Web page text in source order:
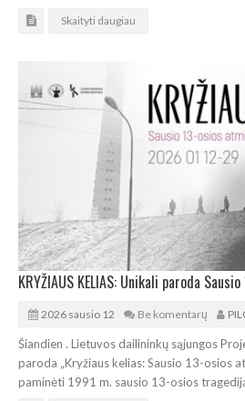
Skaityti daugiau
KRYŽIAUS KELIAS: Unikali paroda
2026 sausio 12 Be komentarų
Šiandien . Lietuvos dailininkų sąjungos
paroda „Kryžiaus kelias: Sausio 13-osios
paminėti 1991 m. sausio 13-osios